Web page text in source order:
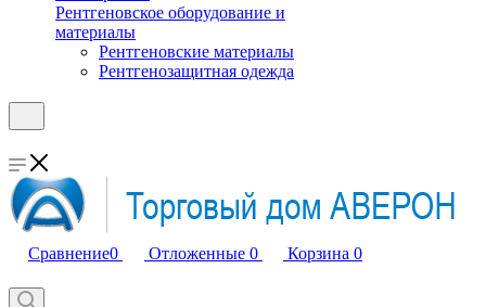
Рентгеновское оборудование и
материалы
Рентгеновские материалы
Рентгенозащитная одежда
Сравнение0 Отложенные 0 Корзина 0